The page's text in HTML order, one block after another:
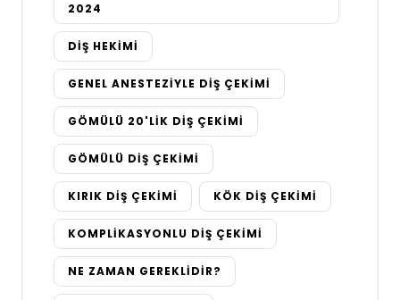
2024
DIŞ HEKIMI
GENEL ANESTEZIYLE DIŞ ÇEKIMI
GÖMÜLÜ 20'LIK DIŞ ÇEKIMI
GÖMÜLÜ DIŞ ÇEKIMI
KIRIK DIŞ ÇEKIMI KÖK DIŞ ÇEKIMI
KOMPLIKASYONLU DIŞ ÇEKIMI
NE ZAMAN GEREKLIDIR?